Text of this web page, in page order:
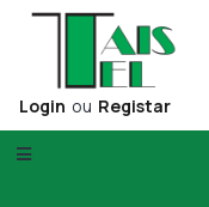
Login ou Registar